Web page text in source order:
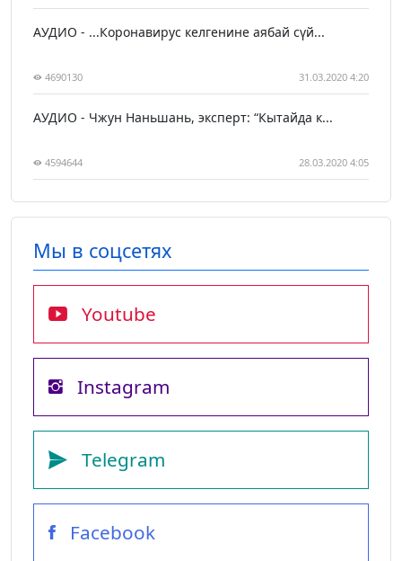
АУДИО - ...Коронавирус келгенине аябай сүй...
4690130 31.03.2020 4:20
АУДИО - Чжун Наньшань, эксперт: “Кытайда к...
4594644 28.03.2020 4:05
Мы в соцсетях
Youtube
Instagram
Telegram
Facebook